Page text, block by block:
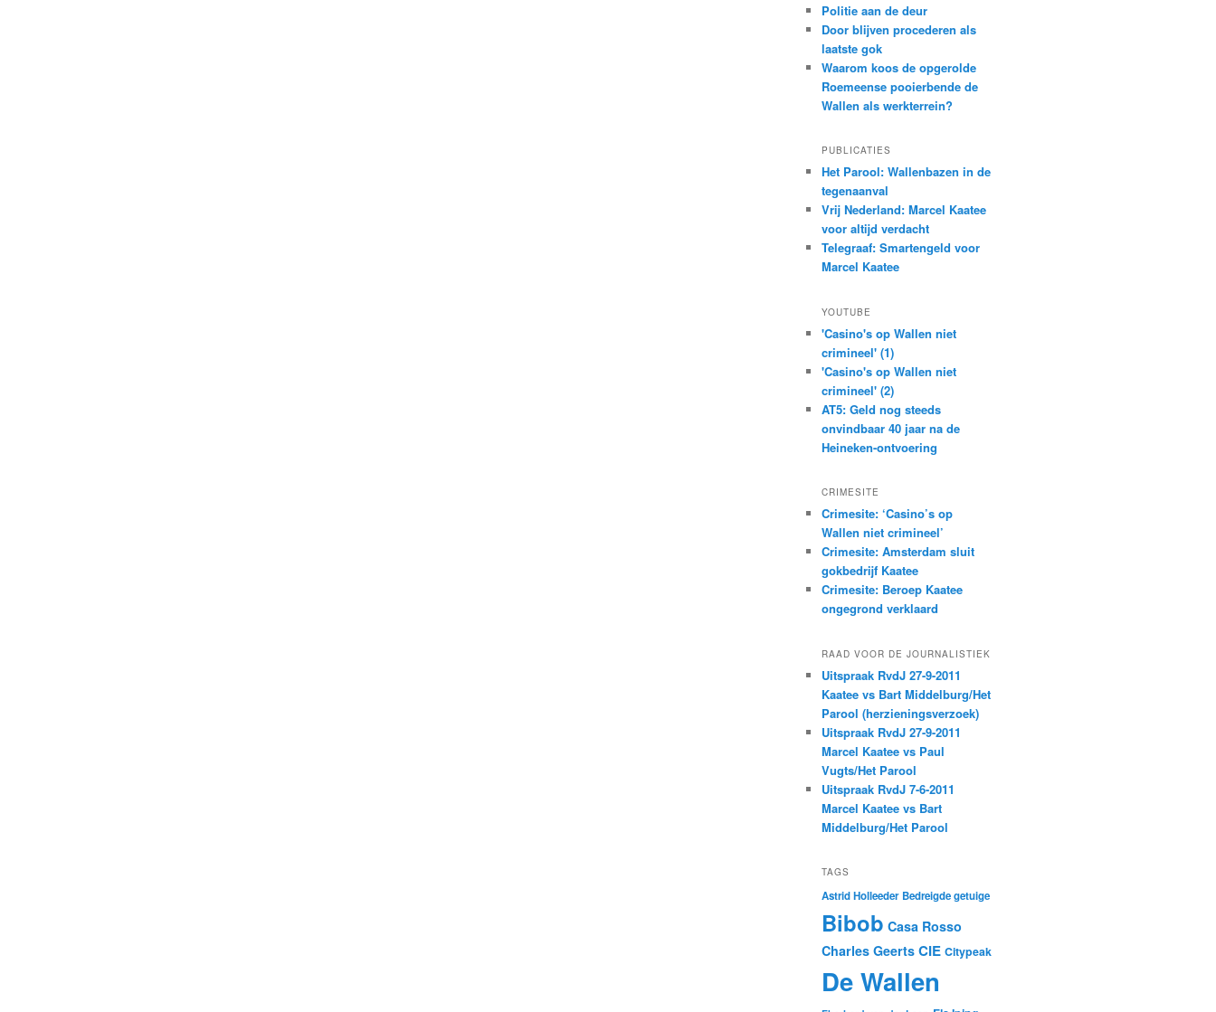
Politie aan de deur
Door blijven procederen als
laatste gok
Waarom koos de opgerolde
Roemeense pooierbende de
Wallen als werkterrein?
PUBLICATIES
Het Parool: Wallenbazen in de
tegenaanval
Vrij Nederland: Marcel Kaatee
voor altijd verdacht
Telegraaf: Smartengeld voor
Marcel Kaatee
YOUTUBE
'Casino's op Wallen niet
crimineel' (1)
'Casino's op Wallen niet
crimineel' (2)
AT5: Geld nog steeds
onvindbaar 40 jaar na de
Heineken-ontvoering
CRIMESITE
Crimesite: ‘Casino’s op
Wallen niet crimineel’
Crimesite: Amsterdam sluit
gokbedrijf Kaatee
Crimesite: Beroep Kaatee
ongegrond verklaard
RAAD VOOR DE JOURNALISTIEK
Uitspraak RvdJ 27-9-2011
Kaatee vs Bart Middelburg/Het
Parool (herzieningsverzoek)
Uitspraak RvdJ 27-9-2011
Marcel Kaatee vs Paul
Vugts/Het Parool
Uitspraak RvdJ 7-6-2011
Marcel Kaatee vs Bart
Middelburg/Het Parool
TAGS
Astrid Holleeder Bedreigde getuige
Bibob Casa Rosso
Charles Geerts CIE Citypeak
De Wallen